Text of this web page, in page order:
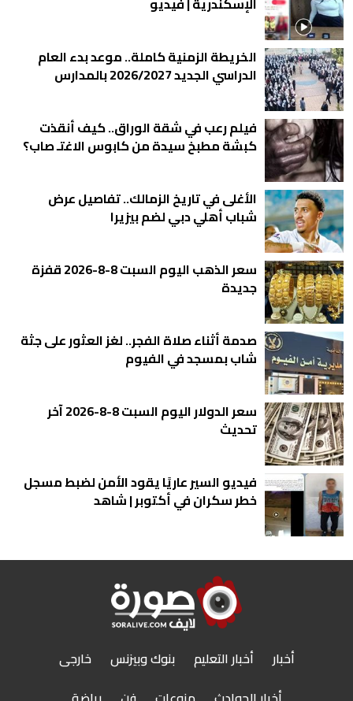
الخريطة الزمنية كاملة.. موعد بدء العام
الدراسي الجديد 2026/2027 بالمدارس
فيلم رعب في شقة الوراق.. كيف أنقذت
كبشة مطبخ سيدة من كابوس الاغتـ صاب؟
الأغلى في تاريخ الزمالك.. تفاصيل عرض
شباب أهلي دبي لضم بيزيرا
سعر الذهب اليوم السبت 8-8-2026 قفزة
جديدة
صدمة أثناء صلاة الفجر.. لغز العثور على جثة
شاب بمسجد في الفيوم
سعر الدولار اليوم السبت 8-8-2026 آخر
تحديث
فيديو السير عاريًا يقود الأمن لضبط مسجل
خطر سكران في أكتوبر | شاهد
أخبار أخبار التعليم بنوك وبيزنس
خارجى